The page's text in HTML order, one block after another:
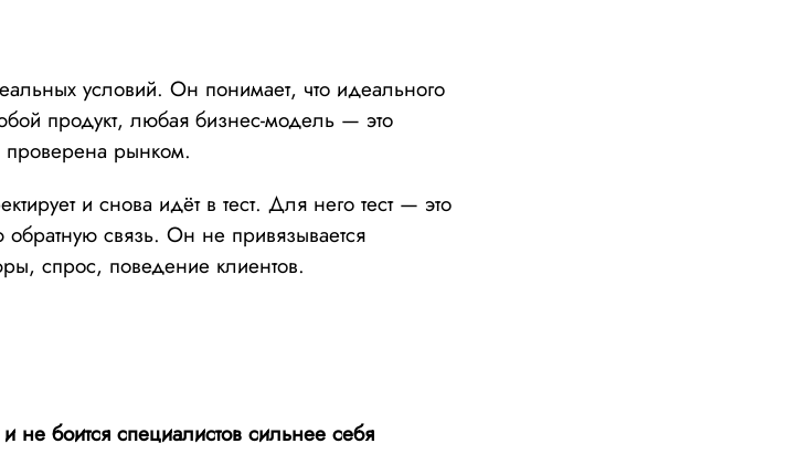
условий. Он понимает, что идеального
продукт, любая бизнес-модель — это
проверена рынком.
и снова идёт в тест. Для него тест — это
связь. Он не привязывается
спрос, поведение клиентов.
боится специалистов сильнее себя